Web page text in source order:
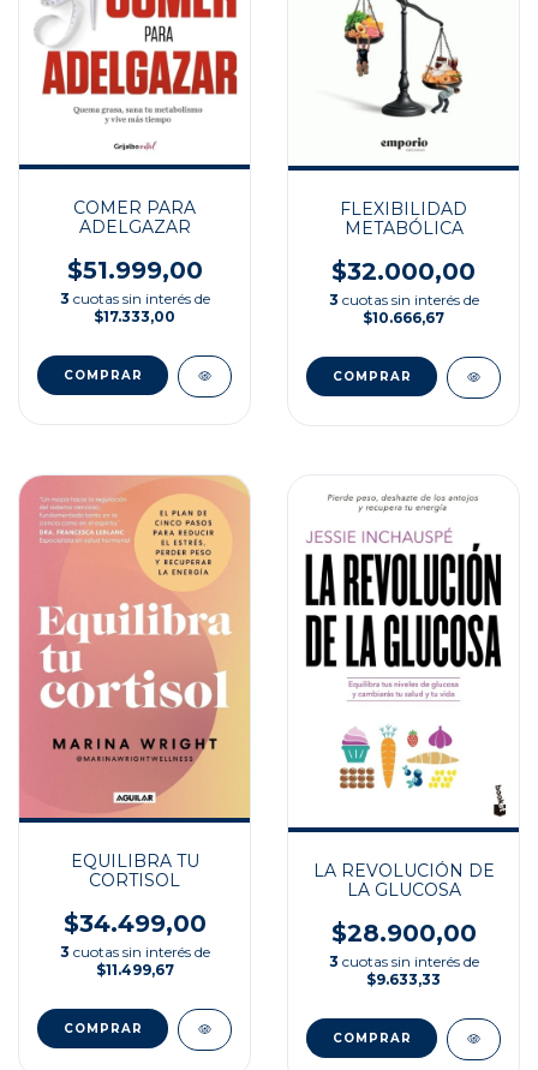
COMER PARA
ADELGAZAR
$51.999,00
3 cuotas sin interés de
$17.333,00
FLEXIBILIDAD
METABÓLICA
$32.000,00
3 cuotas sin interés de
$10.666,67
EQUILIBRA TU
CORTISOL
$34.499,00
3 cuotas sin interés de
$11.499,67
LA REVOLUCIÓN DE
LA GLUCOSA
$28.900,00
3 cuotas sin interés de
$9.633,33